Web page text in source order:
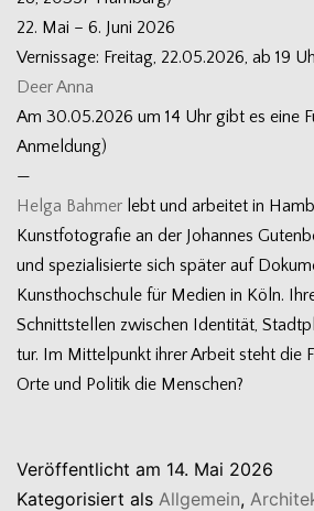
22. Mai – 6. Juni 2026
Ver­nis­sage: Frei­tag, 22.05.2026, ab 19
Deer Anna
Am 30.05.2026 um 14 Uhr gibt es eine
Anmeldung)
—
Helga Bah­mer lebt und arbei­tet in
Kunst­fo­to­gra­fie an der Johan­nes
und spe­zia­li­sierte sich spä­ter auf
Kunst­hoch­schule für Medien in Köln.
Schnitt­stel­len zwi­schen Iden­ti­tät,
tur. Im Mit­tel­punkt ihrer Arbeit steht die
Orte und Poli­tik die Menschen?
Veröffentlicht am 14. Mai 2026
Kategorisiert als Allgemein,